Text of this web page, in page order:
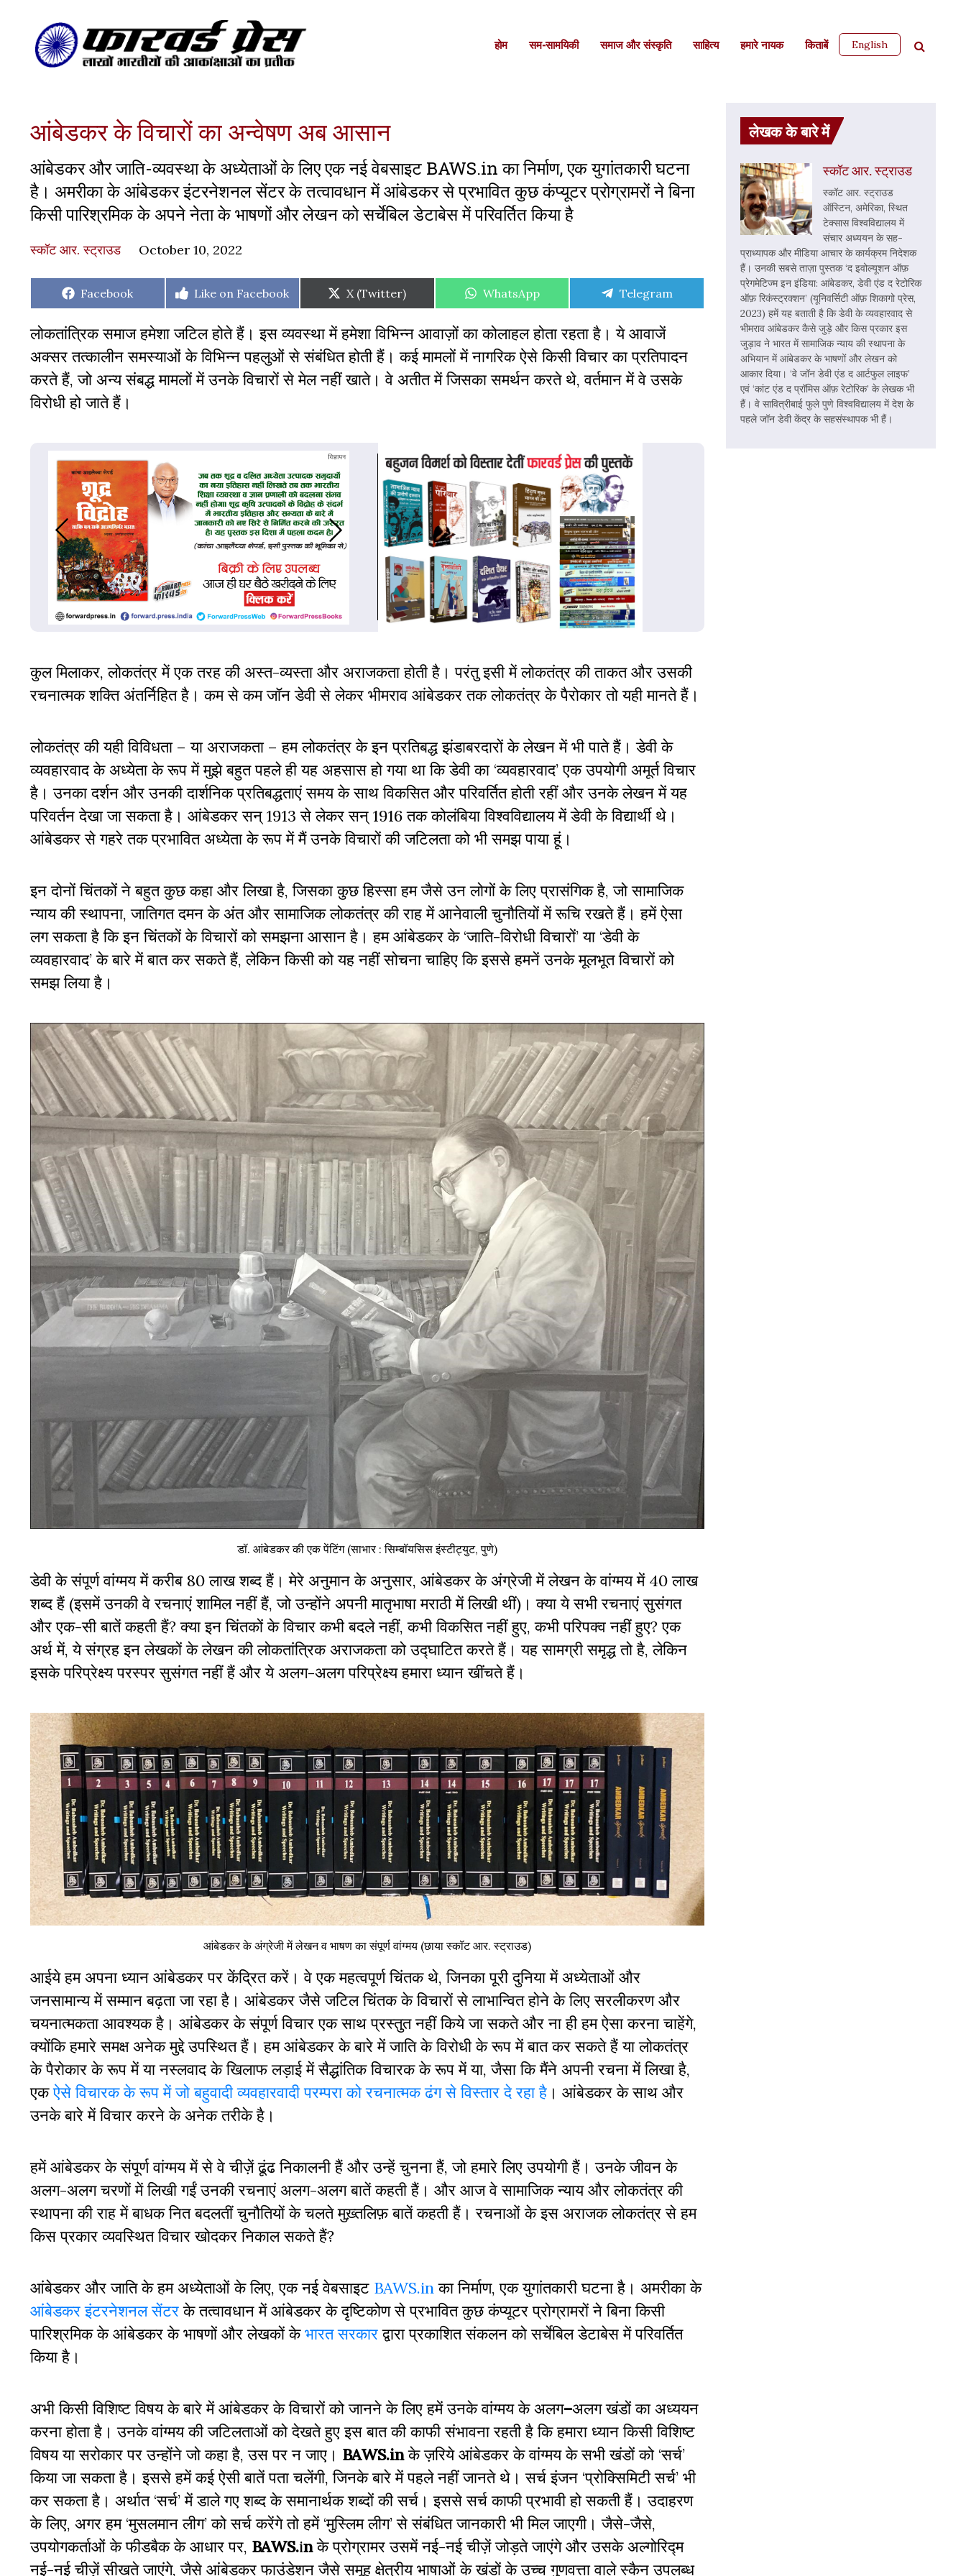
होम सम-सामयिकी समाज और संस्कृति साहित्‍य हमारे नायक किताबें English
आंबेडकर के विचारों का अन्वेषण अब आसान
आंबेडकर और जाति-व्यवस्था के अध्येताओं के लिए एक नई वेबसाइट BAWS.in का निर्माण, एक युगांतकारी घटना
है। अमरीका के आंबेडकर इंटरनेशनल सेंटर के तत्वावधान में आंबेडकर से प्रभावित कुछ कंप्यूटर प्रोग्रामरों ने बिना
किसी पारिश्रमिक के अपने नेता के भाषणों और लेखन को सर्चेबिल डेटाबेस में परिवर्तित किया है
स्कॉट आर. स्ट्राउड October 10, 2022
Share
Facebook
Share
Like on Facebook
Share
on
X (Twitter)
Share
WhatsApp
Share
Telegram
लोकतांत्रिक समाज हमेशा जटिल होते हैं। इस व्यवस्था में हमेशा विभिन्न आवाज़ों का कोलाहल होता रहता है। ये आवाजें
अक्सर तत्कालीन समस्याओं के विभिन्न पहलुओं से संबंधित होती हैं। कई मामलों में नागरिक ऐसे किसी विचार का प्रतिपादन
करते हैं, जो अन्य संबद्ध मामलों में उनके विचारों से मेल नहीं खाते। वे अतीत में जिसका समर्थन करते थे, वर्तमान में वे उसके
विरोधी हो जाते हैं।
कुल मिलाकर, लोकतंत्र में एक तरह की अस्त-व्यस्ता और अराजकता होती है। परंतु इसी में लोकतंत्र की ताकत और उसकी
रचनात्मक शक्ति अंतर्निहित है। कम से कम जॉन डेवी से लेकर भीमराव आंबेडकर तक लोकतंत्र के पैरोकार तो यही मानते हैं।
लोकतंत्र की यही विविधता – या अराजकता – हम लोकतंत्र के इन प्रतिबद्ध झंडाबरदारों के लेखन में भी पाते हैं। डेवी के
व्यवहारवाद के अध्येता के रूप में मुझे बहुत पहले ही यह अहसास हो गया था कि डेवी का ‘व्यवहारवाद’ एक उपयोगी अमूर्त विचार
है। उनका दर्शन और उनकी दार्शनिक प्रतिबद्धताएं समय के साथ विकसित और परिवर्तित होती रहीं और उनके लेखन में यह
परिवर्तन देखा जा सकता है। आंबेडकर सन् 1913 से लेकर सन् 1916 तक कोलंबिया विश्वविद्यालय में डेवी के विद्यार्थी थे।
आंबेडकर से गहरे तक प्रभावित अध्येता के रूप में मैं उनके विचारों की जटिलता को भी समझ पाया हूं।
इन दोनों चिंतकों ने बहुत कुछ कहा और लिखा है, जिसका कुछ हिस्सा हम जैसे उन लोगों के लिए प्रासंगिक है, जो सामाजिक
न्याय की स्थापना, जातिगत दमन के अंत और सामाजिक लोकतंत्र की राह में आनेवाली चुनौतियों में रूचि रखते हैं। हमें ऐसा
लग सकता है कि इन चिंतकों के विचारों को समझना आसान है। हम आंबेडकर के ‘जाति-विरोधी विचारों’ या ‘डेवी के
व्यवहारवाद’ के बारे में बात कर सकते हैं, लेकिन किसी को यह नहीं सोचना चाहिए कि इससे हमनें उनके मूलभूत विचारों को
समझ लिया है।
डॉ. आंबेडकर की एक पेंटिंग (साभार : सिम्बॉयसिस इंस्टीट्युट, पुणे)
डेवी के संपूर्ण वांग्मय में करीब 80 लाख शब्द हैं। मेरे अनुमान के अनुसार, आंबेडकर के अंग्रेजी में लेखन के वांग्मय में 40 लाख
शब्द हैं (इसमें उनकी वे रचनाएं शामिल नहीं हैं, जो उन्होंने अपनी मातृभाषा मराठी में लिखी थीं)। क्या ये सभी रचनाएं सुसंगत
और एक-सी बातें कहती हैं? क्या इन चिंतकों के विचार कभी बदले नहीं, कभी विकसित नहीं हुए, कभी परिपक्व नहीं हुए? एक
अर्थ में, ये संग्रह इन लेखकों के लेखन की लोकतांत्रिक अराजकता को उद्घाटित करते हैं। यह सामग्री समृद्ध तो है, लेकिन
इसके परिप्रेक्ष्य परस्पर सुसंगत नहीं हैं और ये अलग-अलग परिप्रेक्ष्य हमारा ध्यान खींचते हैं।
आंबेडकर के अंग्रेजी में लेखन व भाषण का संपूर्ण वांग्मय (छाया स्कॉट आर. स्ट्राउड)
आईये हम अपना ध्यान आंबेडकर पर केंद्रित करें। वे एक महत्वपूर्ण चिंतक थे, जिनका पूरी दुनिया में अध्येताओं और
जनसामान्य में सम्मान बढ़ता जा रहा है। आंबेडकर जैसे जटिल चिंतक के विचारों से लाभान्वित होने के लिए सरलीकरण और
चयनात्मकता आवश्यक है। आंबेडकर के संपूर्ण विचार एक साथ प्रस्तुत नहीं किये जा सकते और ना ही हम ऐसा करना चाहेंगे,
क्योंकि हमारे समक्ष अनेक मुद्दे उपस्थित हैं। हम आंबेडकर के बारे में जाति के विरोधी के रूप में बात कर सकते हैं या लोकतंत्र
के पैरोकार के रूप में या नस्लवाद के खिलाफ लड़ाई में सैद्धांतिक विचारक के रूप में या, जैसा कि मैंने अपनी रचना में लिखा है,
एकऐसे विचारक के रूप में जो बहुवादी व्यवहारवादी परम्परा को रचनात्मक ढंग से विस्तार दे रहा है । आंबेडकर के साथ और
उनके बारे में विचार करने के अनेक तरीके है।
हमें आंबेडकर के संपूर्ण वांग्मय में से वे चीज़ें ढूंढ निकालनी हैं और उन्हें चुनना हैं, जो हमारे लिए उपयोगी हैं। उनके जीवन के
अलग-अलग चरणों में लिखी गईं उनकी रचनाएं अलग-अलग बातें कहती हैं। और आज वे सामाजिक न्याय और लोकतंत्र की
स्थापना की राह में बाधक नित बदलतीं चुनौतियों के चलते मुख़्तलिफ़ बातें कहती हैं। रचनाओं के इस अराजक लोकतंत्र से हम
किस प्रकार व्यवस्थित विचार खोदकर निकाल सकते हैं?
आंबेडकर और जाति के हम अध्येताओं के लिए, एक नई वेबसाइट BAWS.in का निर्माण, एक युगांतकारी घटना है। अमरीका के
आंबेडकर इंटरनेशनल सेंटरके तत्वावधान में आंबेडकर के दृष्टिकोण से प्रभावित कुछ कंप्यूटर प्रोग्रामरों ने बिना किसी
पारिश्रमिक के आंबेडकर के भाषणों और लेखकों केभारत सरकारद्वारा प्रकाशित संकलनको सर्चेबिल डेटाबेस में परिवर्तित
किया है।
अभी किसी विशिष्ट विषय के बारे में आंबेडकर के विचारों को जानने के लिए हमें उनके वांग्मय के अलग–अलग खंडों का अध्ययन
करना होता है। उनके वांग्मय की जटिलताओं को देखते हुए इस बात की काफी संभावना रहती है कि हमारा ध्यान किसी विशिष्ट
विषय या सरोकार पर उन्होंने जो कहा है, उस पर न जाए। BAWS.inके ज़रिये आंबेडकर के वांग्मय के सभी खंडों को ‘सर्च’
किया जा सकता है। इससे हमें कई ऐसी बातें पता चलेंगी, जिनके बारे में पहले नहीं जानते थे। सर्च इंजन ‘प्रोक्सिमिटी सर्च’ भी
कर सकता है। अर्थात ‘सर्च’ में डाले गए शब्द के समानार्थक शब्दों की सर्च। इससे सर्च काफी प्रभावी हो सकती हैं। उदाहरण
के लिए, अगर हम ‘मुसलमान लीग’ को सर्च करेंगे तो हमें ‘मुस्लिम लीग’ से संबंधित जानकारी भी मिल जाएगी। जैसे-जैसे,
उपयोगकर्ताओं के फीडबैक के आधार पर, BAWS.inके प्रोग्रामर उसमें नई-नई चीज़ें जोड़ते जाएंगे और उसके अल्गोरिद्म
नई-नई चीज़ें सीखते जाएंगे, जैसे आंबेडकर फाउंडेशन जैसे समूह क्षेत्रीय भाषाओं के खंडों के उच्च गुणवत्ता वाले स्कैन उपलब्ध
लेखक के बारे में
स्कॉट आर. स्ट्राउड
स्कॉट आर. स्ट्राउड
ऑस्टिन, अमेरिका, स्थित
टेक्सास विश्वविद्यालय में
संचार अध्ययन के सह-
प्राध्यापक और मीडिया आचार के कार्यक्रम निदेशक
हैं। उनकी सबसे ताज़ा पुस्तक ‘द इवोल्यूशन ऑफ़
प्रेगमेटिज्म इन इंडिया: आंबेडकर, डेवी एंड द रेटोरिक
ऑफ़ रिकंस्ट्रक्शन’ (यूनिवर्सिटी ऑफ़ शिकागो प्रेस,
2023) हमें यह बताती है कि डेवी के व्यवहारवाद से
भीमराव आंबेडकर कैसे जुड़े और किस प्रकार इस
जुड़ाव ने भारत में सामाजिक न्याय की स्थापना के
अभियान में आंबेडकर के भाषणों और लेखन को
आकार दिया। ‘वे जॉन डेवी एंड द आर्टफुल लाइफ’
एवं ‘कांट एंड द प्रॉमिस ऑफ़ रेटोरिक’ के लेखक भी
हैं। वे सावित्रीबाई फुले पुणे विश्वविद्यालय में देश के
पहले जॉन डेवी केंद्र के सहसंस्थापक भी हैं।